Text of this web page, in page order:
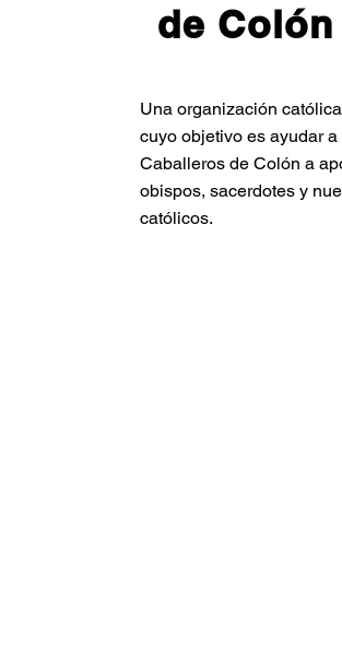
de Colón
Una organización
cuyo objetivo es ayudar
Caballeros de Colón a
obispos, sacerdotes y
católicos.